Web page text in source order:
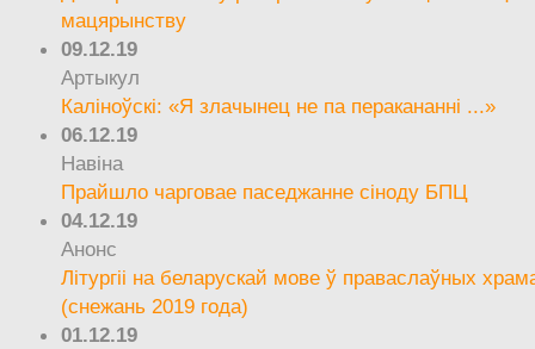
мацярынству
09.12.19
Артыкул
Каліноўскі: «Я злачынец не па перакананні ...»
06.12.19
Навіна
Прайшло чарговае паседжанне сіноду БПЦ
04.12.19
Анонс
Літургіі на беларускай мове ў праваслаўных
(снежань 2019 года)
01.12.19